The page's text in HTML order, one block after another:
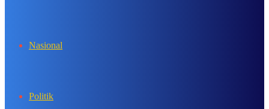
Nasional
Politik